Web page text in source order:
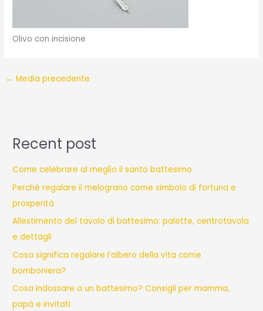
Olivo con incisione
← Media precedente
Recent post
Come celebrare al meglio il santo battesimo
Perché regalare il melograno come simbolo di fortuna e
prosperità
Allestimento del tavolo di battesimo: palette, centrotavola
e dettagli
Cosa significa regalare l’albero della vita come
bomboniera?
Cosa indossare a un battesimo? Consigli per mamma,
papà e invitati